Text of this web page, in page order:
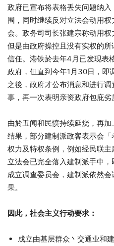
政府已宣布将表格丢失问题纳
围，同时继续反对立法会动用
会。政务司司长张建宗称动用权
但是由政府操控且没有实权的
信任。港铁於去年4月已发现表
政府，但直到今年1月30日，即
之後，政府才公布消息和进行
事，再一次表明亲资政府包庇劣
由於丑闻和民愤持续延烧，再
结果，部分建制派政客表示会
权力及特权条例，例如经民联
立法会已完全落入建制派手中
成立调查委员会，建制派依然
果。
因此，社会主义行动要求：
成立由基层群众丶交通业和